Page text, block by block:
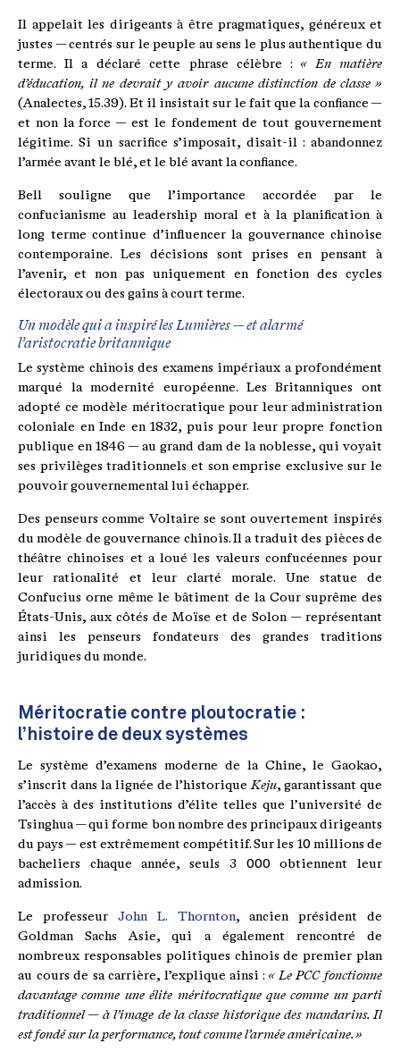
Il appelait les dirigeants à être pragmatiques, généreux et
justes — centrés sur le peuple au sens le plus authentique du
terme. Il a déclaré cette phrase célèbre : « En matière
d’éducation, il ne devrait y avoir aucune distinction de classe »
(Analectes, 15.39). Et il insistait sur le fait que la confiance —
et non la force — est le fondement de tout gouvernement
légitime. Si un sacrifice s’imposait, disait-il : abandonnez
l’armée avant le blé, et le blé avant la confiance.
Bell souligne que l’importance accordée par le
confucianisme au leadership moral et à la planification à
long terme continue d’influencer la gouvernance chinoise
contemporaine. Les décisions sont prises en pensant à
l’avenir, et non pas uniquement en fonction des cycles
électoraux ou des gains à court terme.
Un modèle qui a inspiré les Lumières — et alarmé
l’aristocratie britannique
Le système chinois des examens impériaux a profondément
marqué la modernité européenne. Les Britanniques ont
adopté ce modèle méritocratique pour leur administration
coloniale en Inde en 1832, puis pour leur propre fonction
publique en 1846 — au grand dam de la noblesse, qui voyait
ses privilèges traditionnels et son emprise exclusive sur le
pouvoir gouvernemental lui échapper.
Des penseurs comme Voltaire se sont ouvertement inspirés
du modèle de gouvernance chinois. Il a traduit des pièces de
théâtre chinoises et a loué les valeurs confucéennes pour
leur rationalité et leur clarté morale. Une statue de
Confucius orne même le bâtiment de la Cour suprême des
États-Unis, aux côtés de Moïse et de Solon — représentant
ainsi les penseurs fondateurs des grandes traditions
juridiques du monde.
Méritocratie contre ploutocratie :
l’histoire de deux systèmes
Le système d’examens moderne de la Chine, le Gaokao,
s’inscrit dans la lignée de l’historiqueKeju, garantissant que
l’accès à des institutions d’élite telles que l’université de
Tsinghua — qui forme bon nombre des principaux dirigeants
du pays — est extrêmement compétitif. Sur les 10 millions de
bacheliers chaque année, seuls 3 000 obtiennent leur
admission.
Le professeurJohn L. Thornton, ancien président de
Goldman Sachs Asie, qui a également rencontré de
nombreux responsables politiques chinois de premier plan
au cours de sa carrière, l’explique ainsi : « Le PCC fonctionne
davantage comme une élite méritocratique que comme un parti
traditionnel — à l’image de la classe historique des mandarins. Il
est fondé sur la performance, tout comme l’armée américaine. »